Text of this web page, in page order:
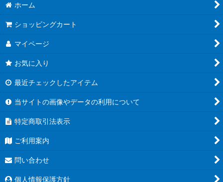
ホーム
ショッピングカート
マイページ
お気に入り
最近チェックしたアイテム
当サイトの画像やデータの利用について
特定商取引法表示
ご利用案内
問い合わせ
個人情報保護方針